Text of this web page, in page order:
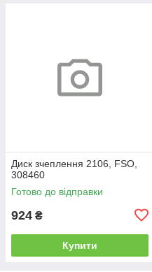
Диск зчеплення 2106, FSO,
308460
Готово до відправки
924 ₴
Купити